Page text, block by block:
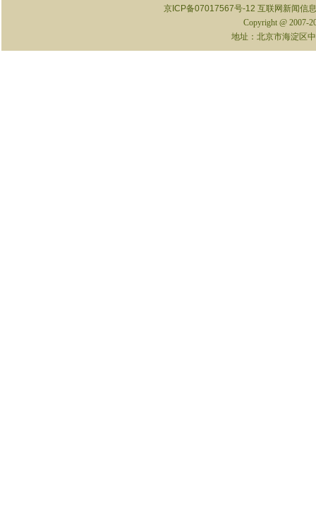
京ICP备07017567号-12 互联网新闻信
Copyright @ 2007-
地址：北京市海淀区